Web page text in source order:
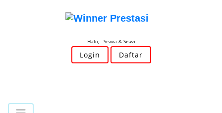
Halo, Siswa & Siswi
Login Daftar